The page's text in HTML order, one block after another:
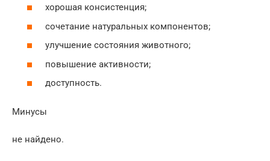
хорошая консистенция;
сочетание натуральных компонентов;
улучшение состояния животного;
повышение активности;
доступность.
Минусы
не найдено.